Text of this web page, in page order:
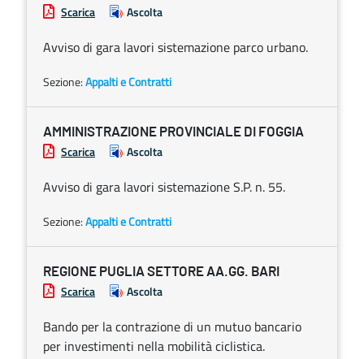
Scarica Ascolta
Avviso di gara lavori sistemazione parco urbano.
Sezione:Appalti e Contratti
AMMINISTRAZIONE PROVINCIALE DI FOGGIA
Scarica Ascolta
Avviso di gara lavori sistemazione S.P. n. 55.
Sezione:Appalti e Contratti
REGIONE PUGLIA SETTORE AA.GG. BARI
Scarica Ascolta
Bando per la contrazione di un mutuo bancario
per investimenti nella mobilità ciclistica.